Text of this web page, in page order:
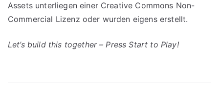
Assets unterliegen einer Creative Commons Non-
Commercial Lizenz oder wurden eigens erstellt.
Let’s build this together – Press Start to Play!